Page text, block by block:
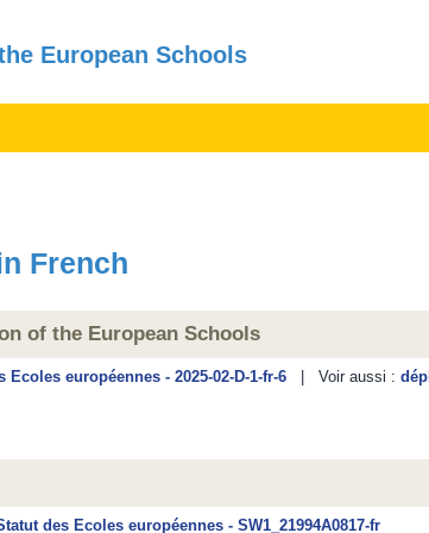
European Schools
French
of the European Schools
européennes - 2025-02-D-1-fr-6 | Voir aussi :
des Ecoles européennes - SW1_21994A0817-fr